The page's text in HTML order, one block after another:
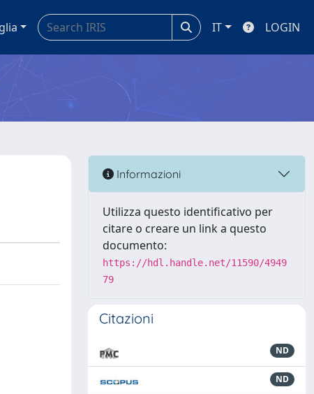
IT LOGIN
Informazioni
Utilizza questo identificativo per
citare o creare un link a questo
documento:
https://hdl.handle.net/11590/4949
79
Citazioni
ND
ND